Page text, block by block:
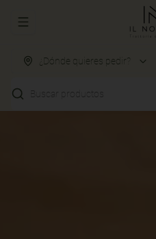
Abrir menu de navegación
¿Dónde quieres pedir?
Buscar productos